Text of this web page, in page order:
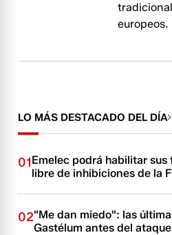
europeos.
LO MÁS DESTACADO DEL DÍA
01Emelec podrá habilitar
libre de inhibiciones de la
02"Me dan miedo": las
Gastélum antes del